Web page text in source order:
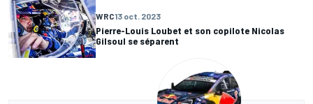
WRC13 oct. 2023
Pierre-Louis Loubet et son copilote Nicolas
Gilsoul se séparent